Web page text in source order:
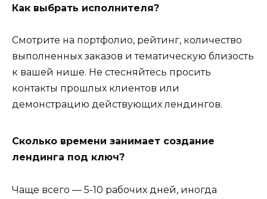
Как выбрать исполнителя?
Смотрите на портфолио, рейтинг, количество
выполненных заказов и тематическую близость
к вашей нише. Не стесняйтесь просить
контакты прошлых клиентов или
демонстрацию действующих лендингов.
Сколько времени занимает создание
лендинга под ключ?
Чаще всего — 5-10 рабочих дней, иногда